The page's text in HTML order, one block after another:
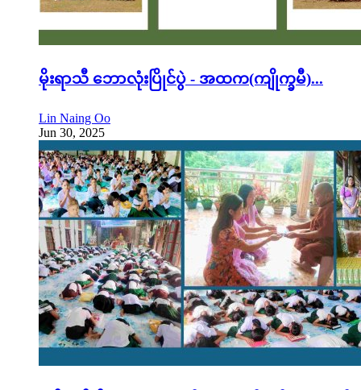
မိုးရာသီ ဘောလုံးပြိုင်ပွဲ - အထက(ကျိုက္ခမီ)...
Lin Naing Oo
Jun 30, 2025